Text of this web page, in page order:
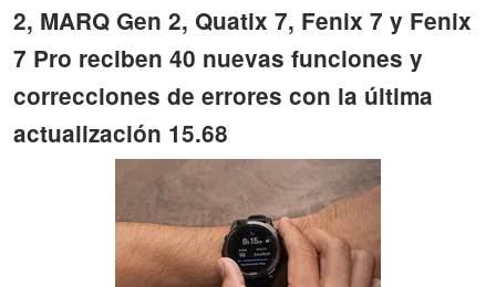
2, MARQ Gen 2, Quatix 7, Fenix 7 y Fenix
7 Pro reciben 40 nuevas funciones y
correcciones de errores con la última
actualización 15.68